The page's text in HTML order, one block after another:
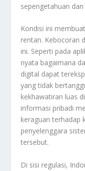
sepengetahuan
Kondisi ini
rentan. Kebocoran
ini. Seperti pada
nyata bagaimana
digital dapat
yang tidak
kekhawatiran luas
informasi pribadi
keraguan terhadap
penyelenggara
tersebut.
Di sisi regulasi,